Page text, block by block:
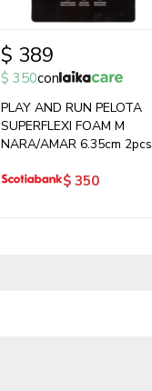
$ 389
$ 350con
PLAY AND RUN PELOTA
SUPERFLEXI FOAM M
NARA/AMAR 6.35cm 2pcs
$ 350